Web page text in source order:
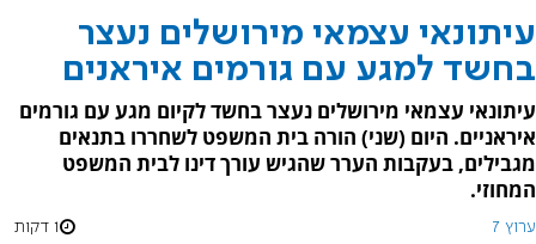
עיתונאי עצמאי מירושלים נעצר
בחשד למגע עם גורמים איראנים
עיתונאי עצמאי מירושלים נעצר בחשד לקיום מגע עם גורמים
איראניים. היום (שני) הורה בית המשפט לשחררו בתנאים
מגבילים, בעקבות הערר שהגיש עורך דינו לבית המשפט
המחוזי.
ערוץ 7 1 דקות